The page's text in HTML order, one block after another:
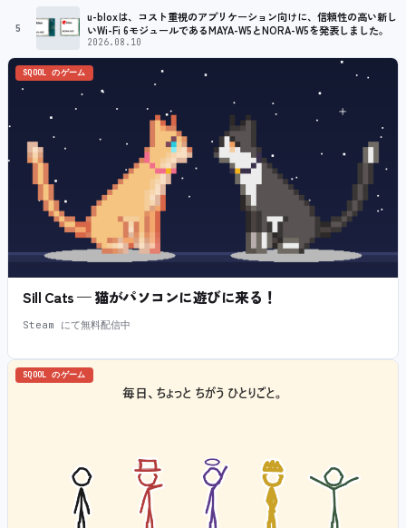
5
u-bloxは、コスト重視のアプリケーション向けに、信頼性の高い新し
いWi-Fi 6モジュールであるMAYA-W5とNORA-W5を発表しました。
2026.08.10
SQOOL のゲーム
Sill Cats — 猫がパソコンに遊びに来る！
Steam にて無料配信中
SQOOL のゲーム